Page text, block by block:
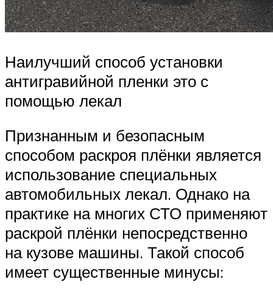
Наилучший способ установки
антигравийной пленки это с
помощью лекал
Признанным и безопасным
способом раскроя плёнки является
использование специальных
автомобильных лекал. Однако на
практике на многих СТО применяют
раскрой плёнки непосредственно
на кузове машины. Такой способ
имеет существенные минусы: